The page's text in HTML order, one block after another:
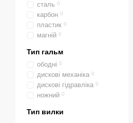
сталь 0
карбон 0
пластик 0
магній 0
Тип гальм
ободні 0
дискові механіка 0
дискові гідравліка 0
ножний 0
Тип вилки